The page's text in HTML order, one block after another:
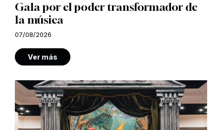
Gala por el poder transformador de
la música
07/08/2026
Ver más